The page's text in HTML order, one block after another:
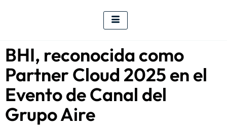
BHI, reconocida como
Partner Cloud 2025 en el
Evento de Canal del
Grupo Aire